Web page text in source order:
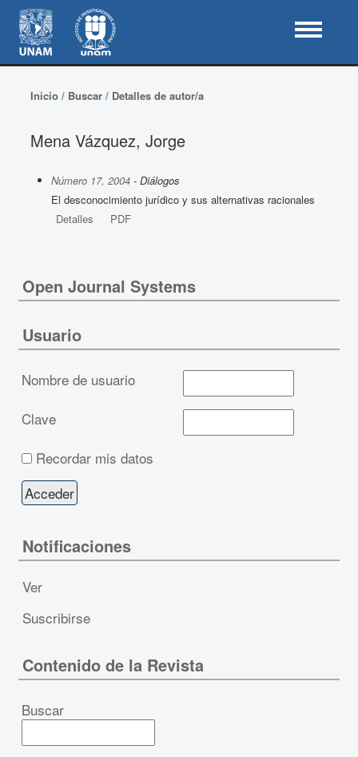
Inicio/ Buscar/ Detalles de autor/a
Mena Vázquez, Jorge
Número 17, 2004- Diálogos
El desconocimiento jurídico y sus alternativas racionales
Detalles
PDF
Open Journal Systems
Usuario
Nombre de usuario
Clave
Recordar mis datos
Notificaciones
Ver
Suscribirse
Contenido de la Revista
Buscar